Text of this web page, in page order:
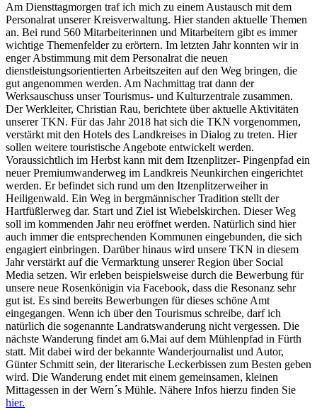
Am Diensttagmorgen traf ich mich zu einem Austausch mit dem
Personalrat unserer Kreisverwaltung. Hier standen aktuelle Themen
an. Bei rund 560 Mitarbeiterinnen und Mitarbeitern gibt es immer
wichtige Themenfelder zu erörtern. Im letzten Jahr konnten wir in
enger Abstimmung mit dem Personalrat die neuen
dienstleistungsorientierten Arbeitszeiten auf den Weg bringen, die
gut angenommen werden. Am Nachmittag trat dann der
Werksauschuss unser Tourismus- und Kulturzentrale zusammen.
Der Werkleiter, Christian Rau, berichtete über aktuelle Aktivitäten
unserer TKN. Für das Jahr 2018 hat sich die TKN vorgenommen,
verstärkt mit den Hotels des Landkreises in Dialog zu treten. Hier
sollen weitere touristische Angebote entwickelt werden.
Voraussichtlich im Herbst kann mit dem Itzenplitzer- Pingenpfad ein
neuer Premiumwanderweg im Landkreis Neunkirchen eingerichtet
werden. Er befindet sich rund um den Itzenplitzerweiher in
Heiligenwald. Ein Weg in bergmännischer Tradition stellt der
Hartfüßlerweg dar. Start und Ziel ist Wiebelskirchen. Dieser Weg
soll im kommenden Jahr neu eröffnet werden. Natürlich sind hier
auch immer die entsprechenden Kommunen eingebunden, die sich
engagiert einbringen. Darüber hinaus wird unsere TKN in diesem
Jahr verstärkt auf die Vermarktung unserer Region über Social
Media setzen. Wir erleben beispielsweise durch die Bewerbung für
unsere neue Rosenkönigin via Facebook, dass die Resonanz sehr
gut ist. Es sind bereits Bewerbungen für dieses schöne Amt
eingegangen. Wenn ich über den Tourismus schreibe, darf ich
natürlich die sogenannte Landratswanderung nicht vergessen. Die
nächste Wanderung findet am 6.Mai auf dem Mühlenpfad in Fürth
statt. Mit dabei wird der bekannte Wanderjournalist und Autor,
Günter Schmitt sein, der literarische Leckerbissen zum Besten geben
wird. Die Wanderung endet mit einem gemeinsamen, kleinen
Mittagessen in der Wern´s Mühle. Nähere Infos hierzu finden Sie
hier.